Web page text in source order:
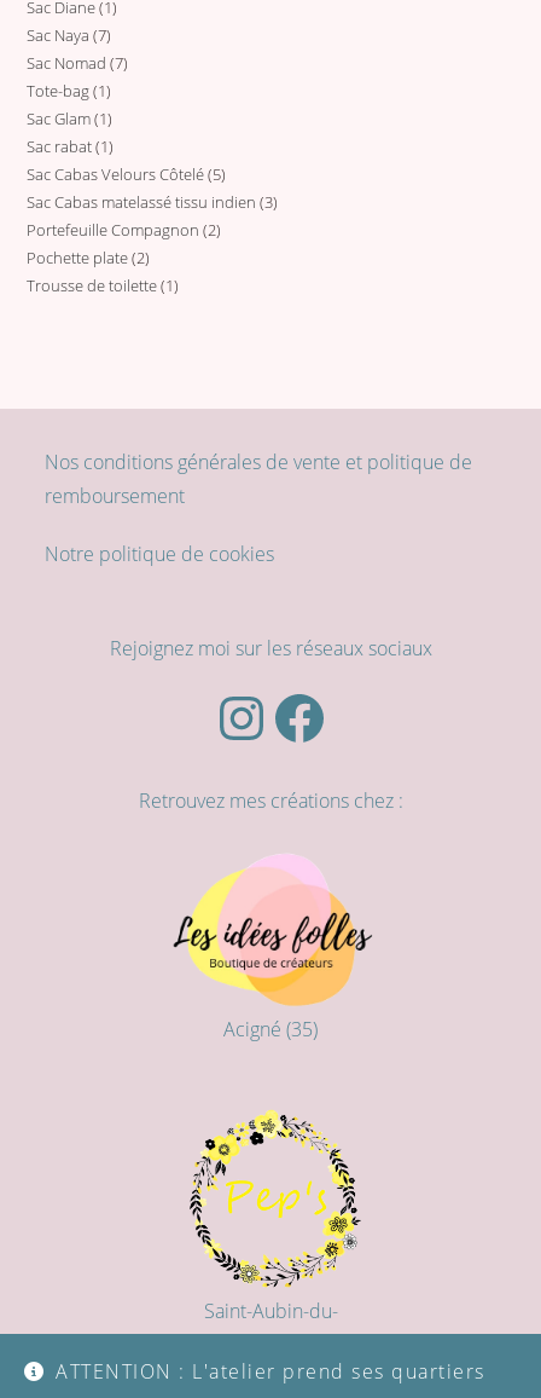
ATTENTION : L'atelier prend ses quartiers
Sac Diane 11
Sac Naya 77
produits
Sac Nomad 77
Tote-bag 11
produit
Sac Glam 11
produit
Sac rabat 11
produit
Sac Cabas Velours Côtelé 55
produits
Sac Cabas matelassé tissu indien 33
Portefeuille Compagnon 22
Pochette plate 22
produits
Trousse de toilette 11
Nos conditions générales de vente et politique de
remboursement
Notre politique de cookies
Rejoignez moi sur les réseaux sociaux
InstagramFacebook
Retrouvez mes créations chez :
Acigné (35)
Saint-Aubin-du-